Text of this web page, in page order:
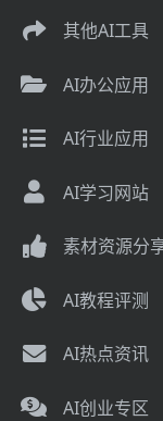
其他AI工具
AI办公应用
AI行业应用
AI学习网站
素材资源分
AI教程评测
AI热点资讯
AI创业专区